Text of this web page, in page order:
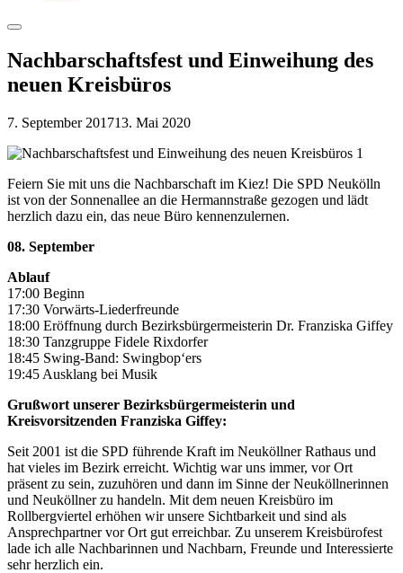
Menu
Nachbarschaftsfest und Einweihung des
neuen Kreisbüros
7. September 201713. Mai 2020
Feiern Sie mit uns die Nachbarschaft im Kiez! Die SPD Neukölln
ist von der Sonnenallee an die Hermannstraße gezogen und lädt
herzlich dazu ein, das neue Büro kennenzulernen.
08. September
Ablauf
17:00 Beginn
17:30 Vorwärts-Liederfreunde
18:00 Eröffnung durch Bezirksbürgermeisterin Dr. Franziska Giffey
18:30 Tanzgruppe Fidele Rixdorfer
18:45 Swing-Band: Swingbop‘ers
19:45 Ausklang bei Musik
Grußwort unserer Bezirksbürgermeisterin und
Kreisvorsitzenden Franziska Giffey:
Seit 2001 ist die SPD führende Kraft im Neuköllner Rathaus und
hat vieles im Bezirk erreicht. Wichtig war uns immer, vor Ort
präsent zu sein, zuzuhören und dann im Sinne der Neuköllnerinnen
und Neuköllner zu handeln. Mit dem neuen Kreisbüro im
Rollbergviertel erhöhen wir unsere Sichtbarkeit und sind als
Ansprechpartner vor Ort gut erreichbar. Zu unserem Kreisbürofest
lade ich alle Nachbarinnen und Nachbarn, Freunde und Interessierte
sehr herzlich ein.